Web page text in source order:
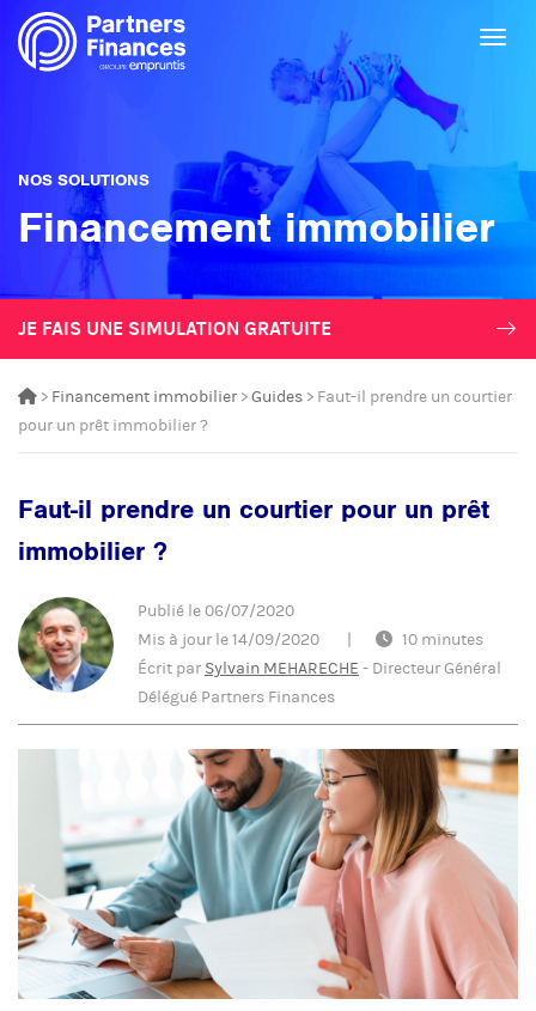
NOS SOLUTIONS
Financement immobilier
JE FAIS UNE SIMULATION GRATUITE
> Financement immobilier >Guides > Faut-il prendre un courtier
pour un prêt immobilier ?
Faut-il prendre un courtier pour un prêt
immobilier ?
Publié le06/07/2020
Mis à jour le14/09/2020 |
10 minutes
Écrit par Sylvain MEHARECHE - Directeur Général
Délégué Partners Finances